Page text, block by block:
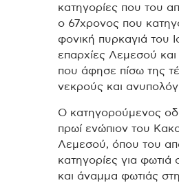
κατηγορίες που του
ο 67χρονος που
φονική πυρκαγιά του
επαρχίες Λεμεσού
που άφησε πίσω της
νεκρούς και
Ο κατηγορούμενος
πρωί ενώπιον του
Λεμεσού, όπου του
κατηγορίες για φωτιά
και άναμμα φωτιάς